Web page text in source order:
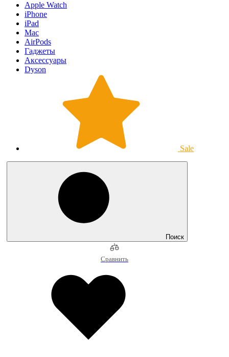
Apple Watch
iPhone
iPad
Mac
AirPods
Гаджеты
Аксессуары
Dyson
Sale
Поиск
Сравнить